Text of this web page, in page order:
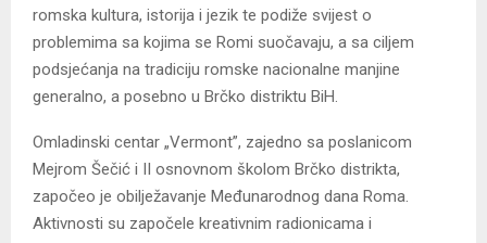
romska kultura, istorija i jezik te podiže svijest o
problemima sa kojima se Romi suočavaju, a sa ciljem
podsjećanja na tradiciju romske nacionalne manjine
generalno, a posebno u Brčko distriktu BiH.
Omladinski centar „Vermont”, zajedno sa poslanicom
Mejrom Šečić i II osnovnom školom Brčko distrikta,
započeo je obilježavanje Međunarodnog dana Roma.
Aktivnosti su započele kreativnim radionicama i